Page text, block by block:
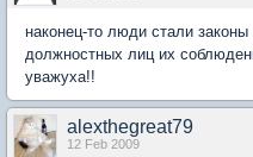
наконец-то люди стали законы
должностных лиц их
уважуха!!
alexthegreat79
12 Feb 2009